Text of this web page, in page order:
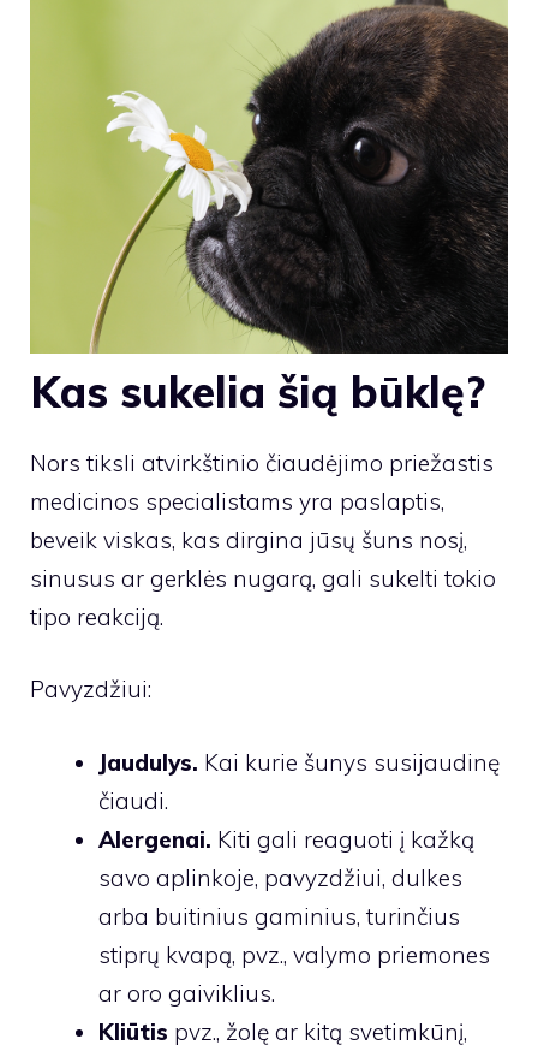
Kas sukelia šią būklę?
Nors tiksli atvirkštinio čiaudėjimo priežastis
medicinos specialistams yra paslaptis,
beveik viskas, kas dirgina jūsų šuns nosį,
sinusus ar gerklės nugarą, gali sukelti tokio
tipo reakciją.
Pavyzdžiui:
Jaudulys. Kai kurie šunys susijaudinę
čiaudi.
Alergenai. Kiti gali reaguoti į kažką
savo aplinkoje, pavyzdžiui, dulkes
arba buitinius gaminius, turinčius
stiprų kvapą, pvz., valymo priemones
ar oro gaiviklius.
Kliūtis pvz., žolę ar kitą svetimkūnį,